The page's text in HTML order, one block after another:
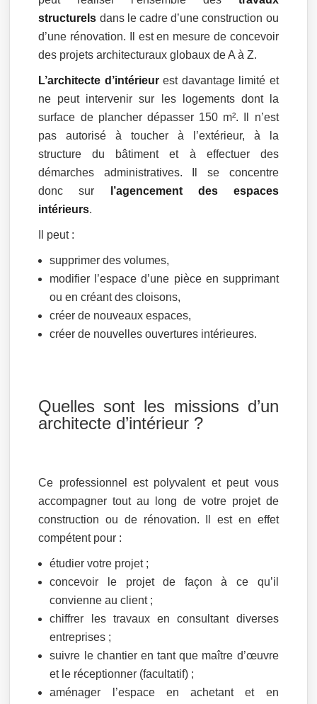
structurels dans le cadre d’une construction ou
d’une rénovation. Il est en mesure de concevoir
des projets architecturaux globaux de A à Z.
L’architecte d’intérieurest davantage limité et
ne peut intervenir sur les logements dont la
surface de plancher dépasser 150 m². Il n’est
pas autorisé à toucher à l’extérieur, à la
structure du bâtiment et à effectuer des
démarches administratives. Il se concentre
donc sur
l’agencement des espaces
intérieurs.
Il peut :
supprimer des volumes,
modifier l’espace d’une pièce en supprimant
ou en créant des cloisons,
créer de nouveaux espaces,
créer de nouvelles ouvertures intérieures.
Quelles sont les missions d’un
architecte d’intérieur ?
Ce professionnel est polyvalent et peut vous
accompagner tout au long de votre projet de
construction ou de rénovation. Il est en effet
compétent pour :
étudier votre projet ;
concevoir le projet de façon à ce qu’il
convienne au client ;
chiffrer les travaux en consultant diverses
entreprises ;
suivre le chantier en tant que maître d’œuvre
et le réceptionner (facultatif) ;
aménager l’espace en achetant et en